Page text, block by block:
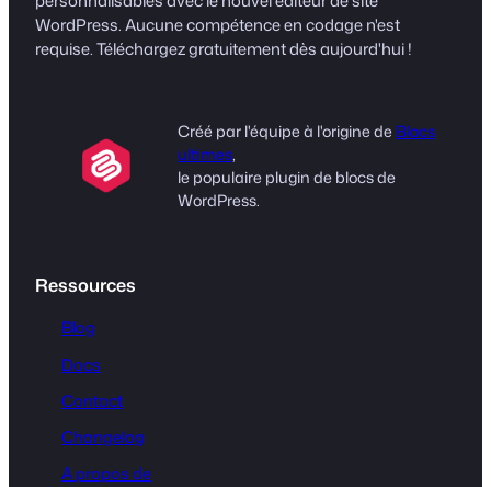
WordPress. Aucune compétence en codage n'est
requise. Téléchargez gratuitement dès aujourd'hui !
Créé par l'équipe à l'origine deBlocs
ultimes,
le populaire plugin de blocs de
WordPress.
Ressources
Blog
Docs
Contact
Changelog
A propos de